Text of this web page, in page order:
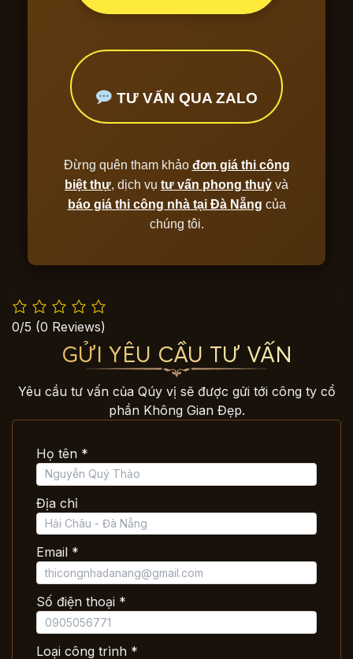
TƯ VẤN QUA ZALO
Đừng quên tham khảo đơn giá thi công
biệt thự, dịch vụ tư vấn phong thuỷ và
báo giá thi công nhà tại Đà Nẵng của
chúng tôi.
0/5 (0 Reviews)
GỬI YÊU CẦU TƯ VẤN
Yêu cầu tư vấn của Qúy vị sẽ được gửi tới công ty cổ
phần Không Gian Đẹp.
Họ tên *
Địa chỉ
Email *
Số điện thoại *
Loại công trình *